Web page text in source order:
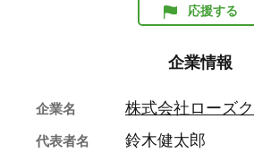
応援する
企業情報
企業名 株式会社ローズ
代表者名 鈴木健太郎